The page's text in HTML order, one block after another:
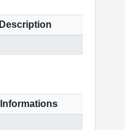
Description
Informations